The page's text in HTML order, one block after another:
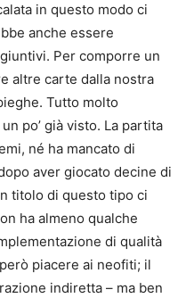
in questo modo ci
anche essere
Per comporre un
altre carte dalla nostra
Tutto molto
po’ già visto. La partita
né ha mancato di
aver giocato decine di
titolo di questo tipo ci
ha almeno qualche
di qualità
piacere ai neofiti; il
indiretta – ma ben